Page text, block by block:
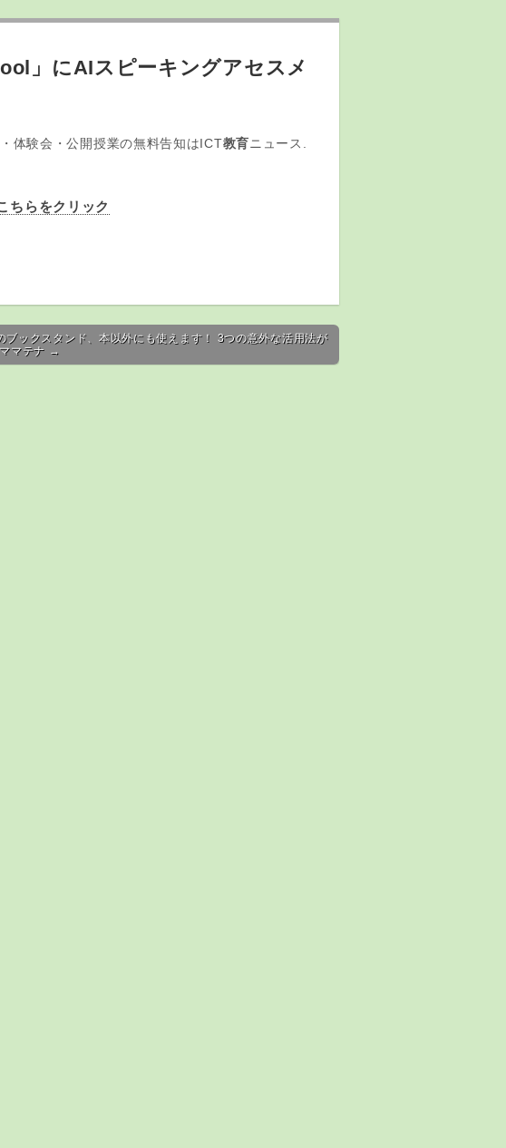
」にAIスピーキングアセスメ
体験会・公開授業の無料告知はICT教育ニュース.
ちらをクリック
ブックスタンド、本以外にも使えます！ 3つの意外な活用法が
マテナ →